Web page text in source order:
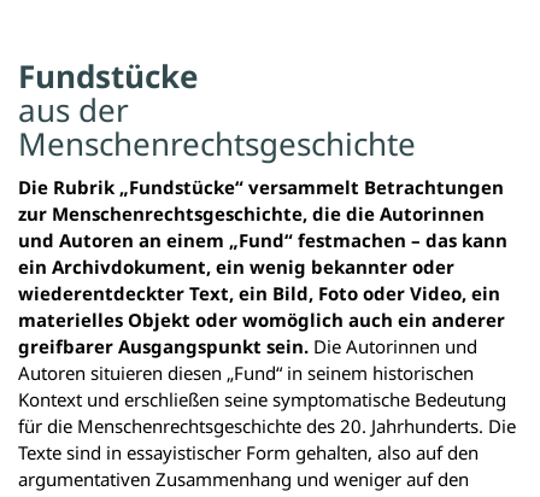
Fundstücke
aus der
Menschenrechtsgeschichte
Die Rubrik „Fundstücke“ versammelt Betrachtungen
zur Menschenrechtsgeschichte, die die Autorinnen
und Autoren an einem „Fund“ festmachen – das kann
ein Archivdokument, ein wenig bekannter oder
wiederentdeckter Text, ein Bild, Foto oder Video, ein
materielles Objekt oder womöglich auch ein anderer
greifbarer Ausgangspunkt sein. Die Autorinnen und
Autoren situieren diesen „Fund“ in seinem historischen
Kontext und erschließen seine symptomatische Bedeutung
für die Menschenrechtsgeschichte des 20. Jahrhunderts. Die
Texte sind in essayistischer Form gehalten, also auf den
argumentativen Zusammenhang und weniger auf den